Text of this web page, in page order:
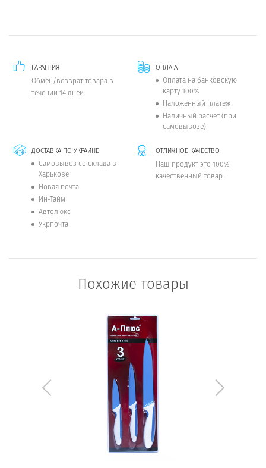
ГАРАНТИЯ
Обмен/возврат товара в
течении 14 дней.
ОПЛАТА
Оплата на банковскую
карту 100%
Наложенный платеж
Наличный расчет (при
самовывозе)
ДОСТАВКА ПО УКРАИНЕ
Самовывоз со склада в
Харькове
Новая почта
Ин-Тайм
Автолюкс
Укрпочта
ОТЛИЧНОЕ КАЧЕСТВО
Наш продукт это 100%
качественный товар.
Похожие товары